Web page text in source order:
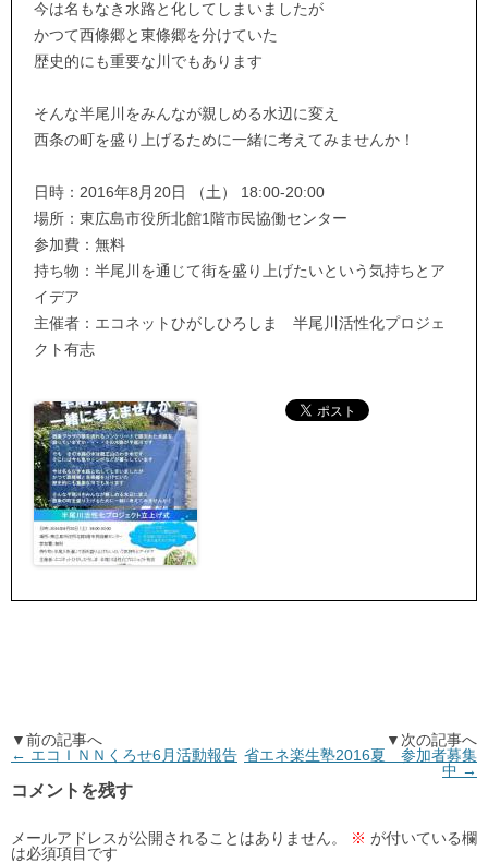
今は名もなき水路と化してしまいましたが
かつて西條郷と東條郷を分けていた
歴史的にも重要な川でもあります
そんな半尾川をみんなが親しめる水辺に変え
西条の町を盛り上げるために一緒に考えてみませんか！
日時：2016年8月20日 （土） 18:00-20:00
場所：東広島市役所北館1階市民協働センター
参加費：無料
持ち物：半尾川を通じて街を盛り上げたいという気持ちとア
イデア
主催者：エコネットひがしひろしま 半尾川活性化プロジェ
クト有志
▼前の記事へ
← エコＩＮＮくろせ6月活動報告
▼次の記事へ
省エネ楽生塾2016夏 参加者募集
中 →
コメントを残す
メールアドレスが公開されることはありません。 ※ が付いている欄
は必須項目です